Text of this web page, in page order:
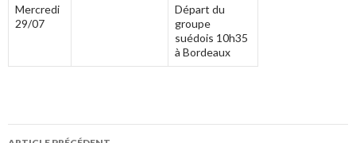
Mercredi
29/07
Départ du
groupe
suédois 10h35
à Bordeaux